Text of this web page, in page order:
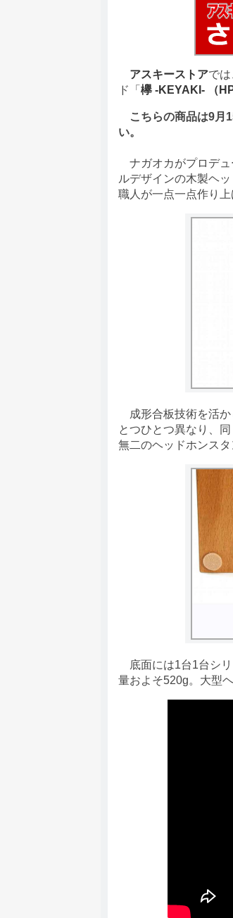
アスキーストアで
ド「 欅 -KEYAKI- （
こちらの商品は9月
い。
ナガオカがプロデュ
ルデザインの木製ヘ
職人が一点一点作り
成形合板技術を活か
とつひとつ異なり、
無二のヘッドホンスタ
底面には1台1台シリ
量およそ520g。大型